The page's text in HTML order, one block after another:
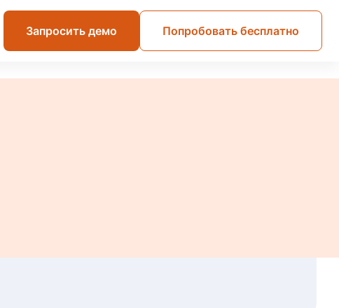
Запросить демо Попробовать бесплатно